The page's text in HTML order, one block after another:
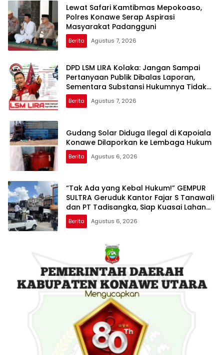
Lewat Safari Kamtibmas Mepokoaso,
Polres Konawe Serap Aspirasi
Masyarakat Padangguni
Berita Agustus 7, 2026
DPD LSM LIRA Kolaka: Jangan Sampai
Pertanyaan Publik Dibalas Laporan,
Sementara Substansi Hukumnya Tidak
Pernah Dijelaskan Secara Terbuka
Berita Agustus 7, 2026
Gudang Solar Diduga Ilegal di Kapoiala
Konawe Dilaporkan ke Lembaga Hukum
Berita Agustus 6, 2026
“Tak Ada yang Kebal Hukum!” GEMPUR
SULTRA Geruduk Kantor Fajar S Tanawali
dan PT Tadisangka, Siap Kuasai Lahan
Puuwatu
Berita Agustus 6, 2026